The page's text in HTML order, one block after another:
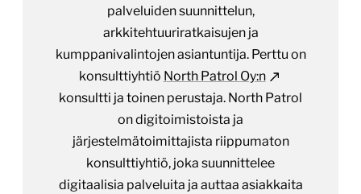
palveluiden suunnittelun,
arkkitehtuuriratkaisujen ja
kumppanivalintojen asiantuntija. Perttu on
konsulttiyhtiö North Patrol Oy:n
konsultti ja toinen perustaja. North Patrol
on digitoimistoista ja
järjestelmätoimittajista riippumaton
konsulttiyhtiö, joka suunnittelee
digitaalisia palveluita ja auttaa asiakkaita